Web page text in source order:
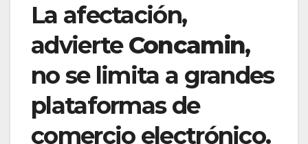
La afectación,
advierteConcamin,
no se limita a grandes
plataformas de
comercio electrónico.